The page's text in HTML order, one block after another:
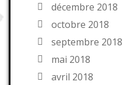
décembre 2018
octobre 2018
septembre 2018
mai 2018
avril 2018